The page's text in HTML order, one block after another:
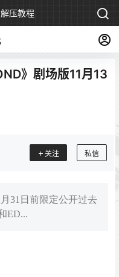
解压教程
》剧场版11月13
关注 私信
31日前限定公开过去
ED...